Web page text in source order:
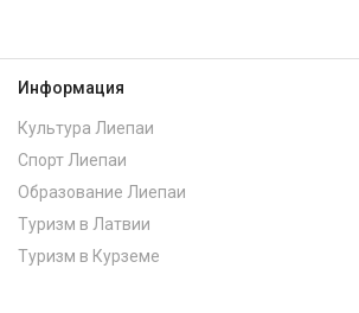
Информация
Культура Лиепаи
Спорт Лиепаи
Образование Лиепаи
Туризм в Латвии
Туризм в Курземе